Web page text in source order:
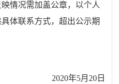
情况需加盖公章，以个人
体联系方式，超出公示期
2020年5月 20日